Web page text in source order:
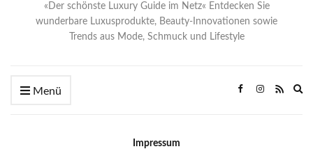
«Der schönste Luxury Guide im Netz« Entdecken Sie
wunderbare Luxusprodukte, Beauty-Innovationen sowie
Trends aus Mode, Schmuck und Lifestyle
Menü
Impressum